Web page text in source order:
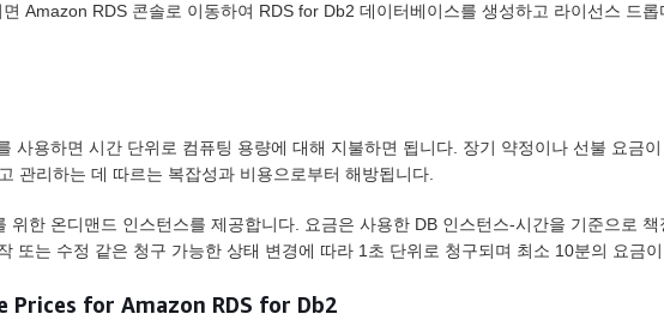
Amazon RDS 콘솔로 이동하여 RDS for Db2 데이터베이스를 생성하고 라이선스 드
사용하면 시간 단위로 컴퓨팅 용량에 대해 지불하면 됩니다. 장기 약정이나 선불 요금
관리하는 데 따르는 복잡성과 비용으로부터 해방됩니다.
위한 온디맨드 인스턴스를 제공합니다. 요금은 사용한 DB 인스턴스-시간을 기준으로
또는 수정 같은 청구 가능한 상태 변경에 따라 1초 단위로 청구되며 최소 10분의 요금이